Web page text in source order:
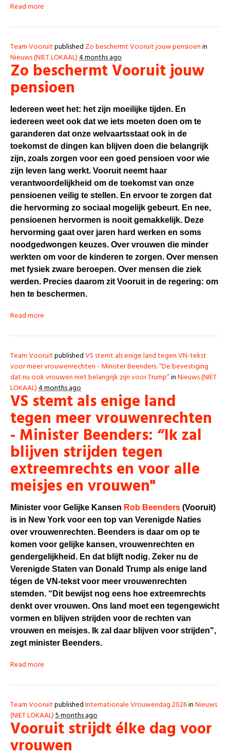
Read more
Team Vooruitpublished Zo beschermt Vooruit jouw pensioenin
Nieuws (NIET LOKAAL)4 months ago
Zo beschermt Vooruit jouw
pensioen
Iedereen weet het: het zijn moeilijke tijden. En
iedereen weet ook dat we iets moeten doen om te
garanderen dat onze welvaartsstaat ook in de
toekomst de dingen kan blijven doen die belangrijk
zijn, zoals zorgen voor een goed pensioen voor wie
zijn leven lang werkt. Vooruit neemt haar
verantwoordelijkheid om de toekomst van onze
pensioenen veilig te stellen. En ervoor te zorgen dat
die hervorming zo sociaal mogelijk gebeurt. En nee,
pensioenen hervormen is nooit gemakkelijk. Deze
hervorming gaat over jaren hard werken en soms
noodgedwongen keuzes. Over vrouwen die minder
werkten om voor de kinderen te zorgen. Over mensen
met fysiek zware beroepen. Over mensen die ziek
werden. Precies daarom zit Vooruit in de regering: om
hen te beschermen.
Read more
Team VooruitpublishedVS stemt als enige land tegen VN-tekst
voor meer vrouwenrechten - Minister Beenders: “De bevestiging
dat nu ook vrouwen niet belangrijk zijn voor Trump”inNieuws (NIET
LOKAAL)4 months ago
VS stemt als enige land
tegen meer vrouwenrechten
- Minister Beenders: “Ik zal
blijven strijden tegen
extreemrechts en voor alle
meisjes en vrouwen"
Minister voor Gelijke Kansen Rob Beenders (Vooruit)
is in New York voor een top van Verenigde Naties
over vrouwenrechten. Beenders is daar om op te
komen voor gelijke kansen, vrouwenrechten en
gendergelijkheid. En dat blijft nodig. Zeker nu de
Verenigde Staten van Donald Trump als enige land
tégen de VN-tekst voor meer vrouwenrechten
stemden. “Dit bewijst nog eens hoe extreemrechts
denkt over vrouwen. Ons land moet een tegengewicht
vormen en blijven strijden voor de rechten van
vrouwen en meisjes. Ik zal daar blijven voor strijden",
zegt minister Beenders.
Read more
Team VooruitpublishedInternationale Vrouwendag 2026inNieuws
(NIET LOKAAL)5 months ago
Vooruit strijdt élke dag voor
vrouwen